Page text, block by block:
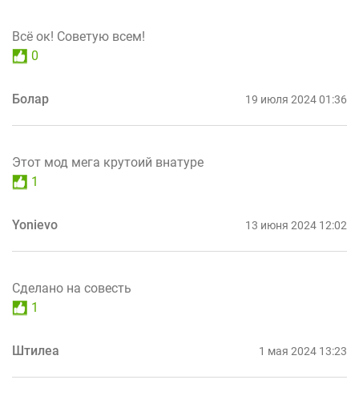
Всё ок! Советую всем!
0
Болар 19 июля 2024 01:36
Этот мод мега крутоий внатуре
1
Yonievo 13 июня 2024 12:02
Сделано на совесть
1
Штилеа 1 мая 2024 13:23